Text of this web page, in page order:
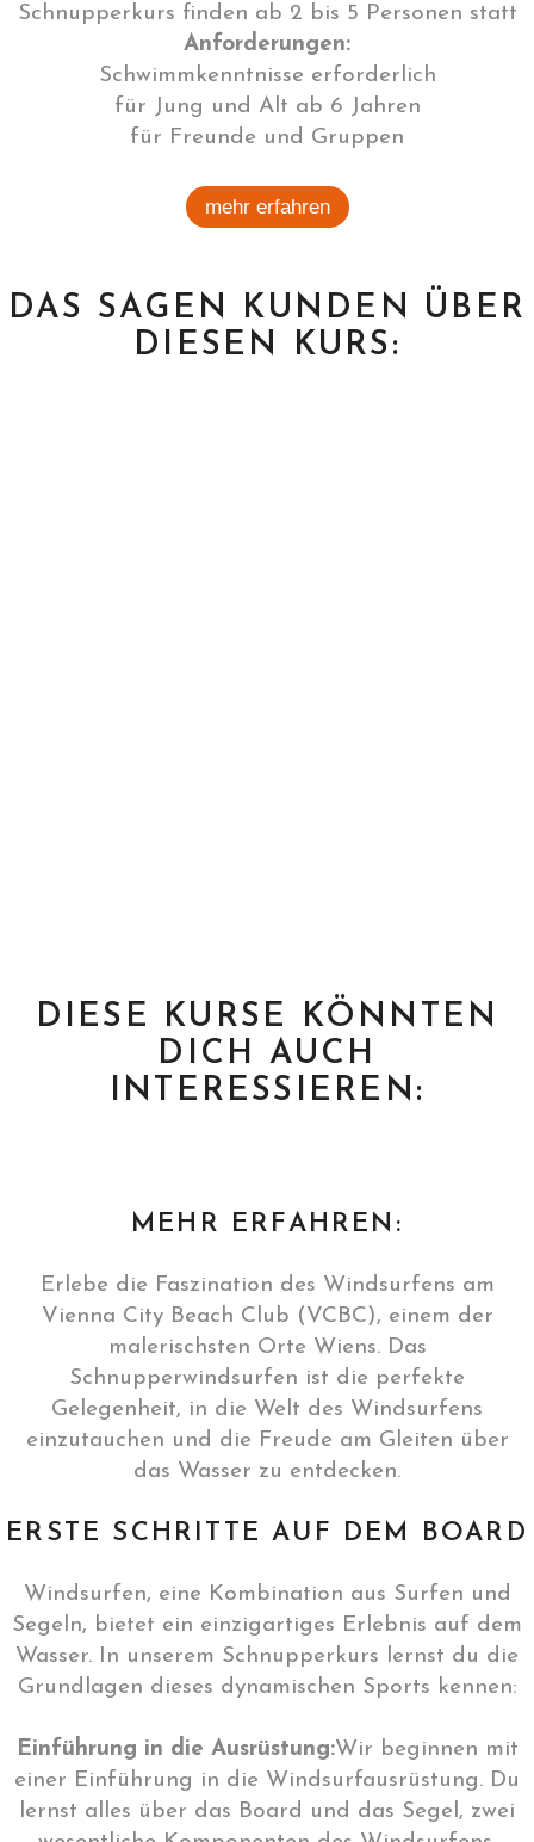
Schnupperkurs finden ab 2 bis 5 Personen statt
Anforderungen:
Schwimmkenntnisse erforderlich
für Jung und Alt ab 6 Jahren
für Freunde und Gruppen
mehr erfahren
DAS SAGEN KUNDEN ÜBER
DIESEN KURS:
DIESE KURSE KÖNNTEN
DICH AUCH
INTERESSIEREN:
MEHR ERFAHREN:
Erlebe die Faszination des Windsurfens am
Vienna City Beach Club (VCBC), einem der
malerischsten Orte Wiens. Das
Schnupperwindsurfen ist die perfekte
Gelegenheit, in die Welt des Windsurfens
einzutauchen und die Freude am Gleiten über
das Wasser zu entdecken.
ERSTE SCHRITTE AUF DEM BOARD
Windsurfen, eine Kombination aus Surfen und
Segeln, bietet ein einzigartiges Erlebnis auf dem
Wasser. In unserem Schnupperkurs lernst du die
Grundlagen dieses dynamischen Sports kennen:
Einführung in die Ausrüstung:Wir beginnen mit
einer Einführung in die Windsurfausrüstung. Du
lernst alles über das Board und das Segel, zwei